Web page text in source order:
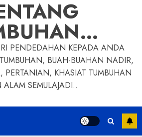
PENDEDAHAN KEPADA ANDA
BUAH-BUAHAN NADIR,
PERTANIAN, KHASIAT TUMBUHAN
SEMULAJADI..